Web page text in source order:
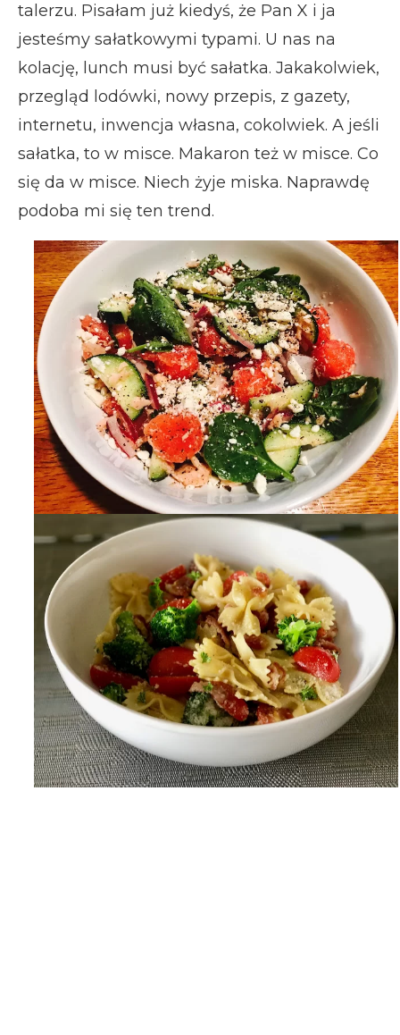
talerzu. Pisałam już kiedyś, że Pan X i ja
jesteśmy sałatkowymi typami. U nas na
kolację, lunch musi być sałatka. Jakakolwiek,
przegląd lodówki, nowy przepis, z gazety,
internetu, inwencja własna, cokolwiek. A jeśli
sałatka, to w misce. Makaron też w misce. Co
się da w misce. Niech żyje miska. Naprawdę
podoba mi się ten trend.